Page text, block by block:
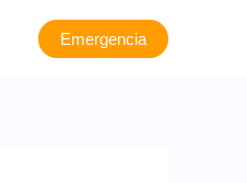
Emergencia